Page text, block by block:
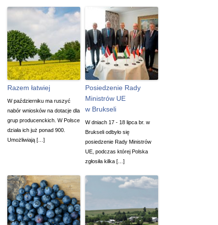
Razem łatwiej
W październiku ma ruszyć
nabór wniosków na dotacje dla
grup producenckich. W Polsce
działa ich już ponad 900.
Umożliwiają […]
Posiedzenie Rady
Ministrów UE
w Brukseli
W dniach 17 - 18 lipca br. w
Brukseli odbyło się
posiedzenie Rady Ministrów
UE, podczas której Polska
zgłosiła kilka […]